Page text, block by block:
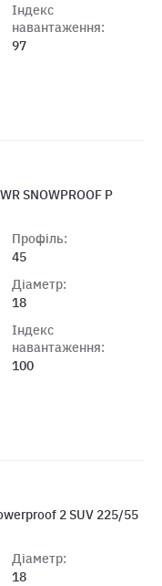
Індекс
навантаження:
97
SNOWPROOF P
Профіль:
45
Діаметр:
18
Індекс
навантаження:
100
2 SUV 225/55
Діаметр:
18